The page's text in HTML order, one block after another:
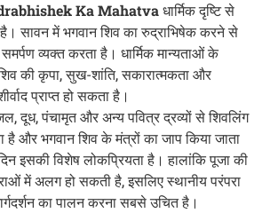
Ka Mahatvaधार्मिक दृष्टि से
है। सावन में भगवान शिव का रुद्राभिषेक करने से
व्यक्त करता है। धार्मिक मान्यताओं के
की कृपा, सुख-शांति, सकारात्मकता और
प्राप्त हो सकता है।
दूध, पंचामृत और अन्य पवित्र द्रव्यों से शिवलिंग
है और भगवान शिव के मंत्रों का जाप किया जाता
इसकी विशेष लोकप्रियता है। हालांकि पूजा की
में अलग हो सकती है, इसलिए स्थानीय परंपरा
का पालन करना सबसे उचित है।